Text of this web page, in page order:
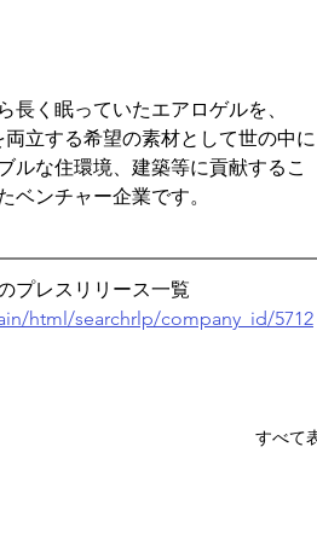
⻑く眠っていたエアロゲルを、
両立する希望の素材として世の中に
ルな住環境、建築等に貢献するこ
ベンチャー企業です。
プレスリリース一覧
html/searchrlp/company_id/5712
すべて